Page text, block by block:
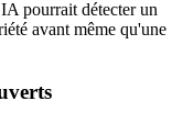
pourrait détecter un
avant même qu'une